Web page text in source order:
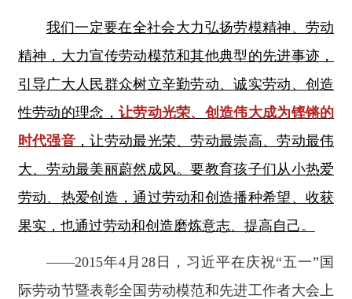
我们一定要在全社会大力弘扬劳模精神、劳动
精神，大力宣传劳动模范和其他典型的先进事迹，
引导广大人民群众树立辛勤劳动、诚实劳动、创造
性劳动的理念， 让劳动光荣、创造伟大成为铿锵的
时代强音 ，让劳动最光荣、劳动最崇高、劳动最伟
大、劳动最美丽蔚然成风。要教育孩子们从小热爱
劳动、热爱创造，通过劳动和创造播种希望、收获
果实，也通过劳动和创造磨炼意志、提高自己。
——2015年4月28日，习近平在庆祝“五一”国
际劳动节暨表彰全国劳动模范和先进工作者大会上